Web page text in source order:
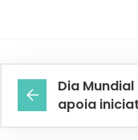
Dia
apoia